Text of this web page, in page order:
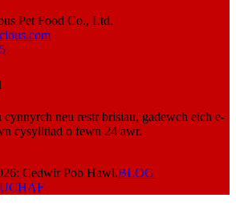
Pet Food Co., Ltd.
neu restr brisiau, gadewch eich e-
cysylltiad o fewn 24 awr.
Cedwir Pob Hawl.BLOG